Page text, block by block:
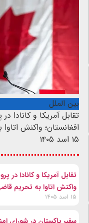
بین الملل
تقابل آمریکا و کانادا
افغانستان؛ واکنش
۱۵ اسد ۱۴۰۵
تقابل آمریکا و کانادا در
واکنش اتاوا به تحریم
۱۵ اسد ۱۴۰۵